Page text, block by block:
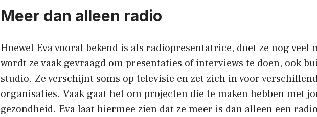
Meer dan alleen radio
Hoewel Eva vooral bekend is als radiopresentatrice, doet ze nog veel
wordt ze vaak gevraagd om presentaties of interviews te doen, ook
studio. Ze verschijnt soms op televisie en zet zich in voor
organisaties. Vaak gaat het om projecten die te maken hebben met
gezondheid. Eva laat hiermee zien dat ze meer is dan alleen een